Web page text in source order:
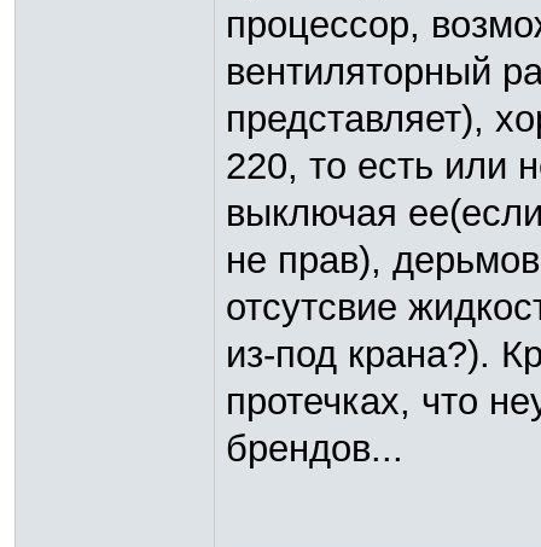
процессор,
вентиляторный
представляет),
220, то есть или
выключая
не прав),
отсутсвие
из-под крана?).
протечках, что
брендов...